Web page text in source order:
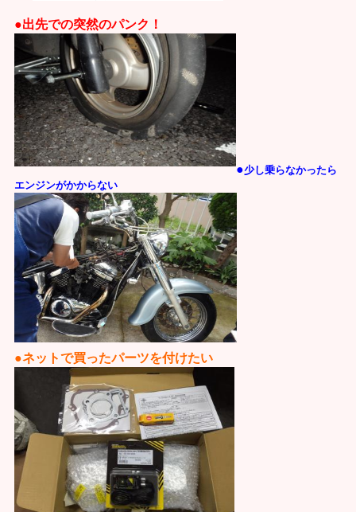
●出先での突然のパンク！
●少し乗らなかったら
エンジンがかからない
●ネットで買ったパーツを付けたい